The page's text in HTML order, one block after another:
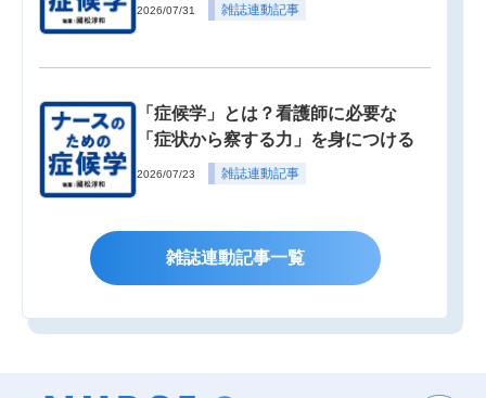
2026/07/31 雑誌連動記事
「症候学」とは？看護師に必要な
「症状から察する力」を身につける
2026/07/23 雑誌連動記事
雑誌連動記事一覧